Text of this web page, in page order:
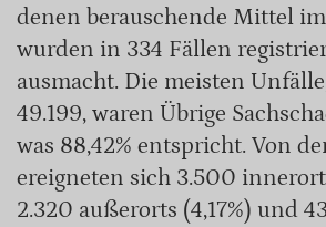
denen berauschende Mittel
wurden in 334 Fällen
ausmacht. Die meisten
49.199, waren Übrige
was 88,42% entspricht. Von
ereigneten sich 3.500
2.320 außerorts (4,17%) und